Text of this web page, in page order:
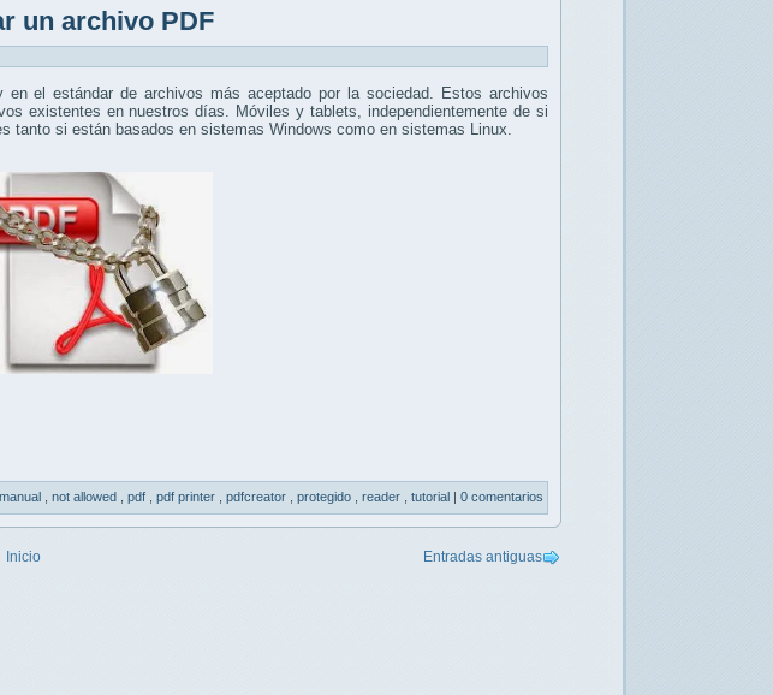
un archivo PDF
el estándar de archivos más aceptado por la sociedad. Estos archivos
existentes en nuestros días. Móviles y tablets, independientemente de si
tanto si están basados en sistemas Windows como en sistemas Linux.
manual not allowed pdf pdf printer pdfcreator protegido reader tutorial | 0 comentarios
Entradas antiguas
Inicio